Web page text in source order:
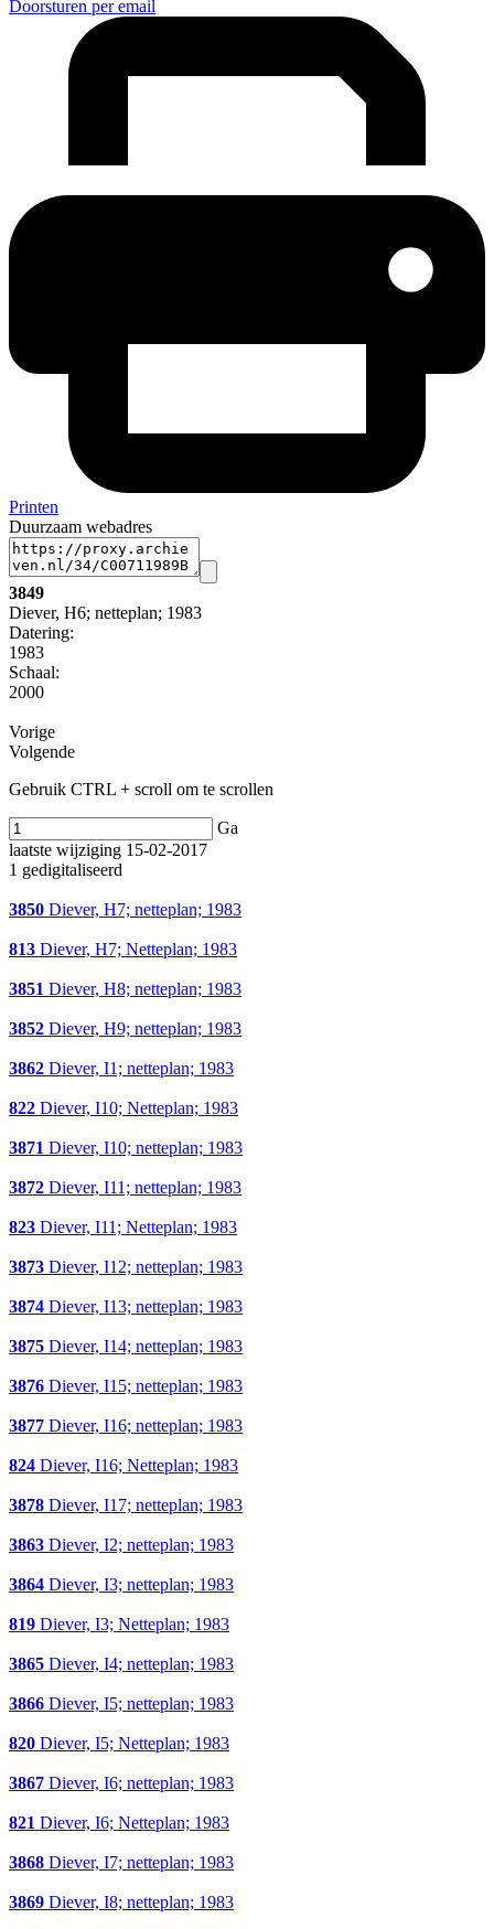
Doorsturen per email
Printen
Duurzaam webadres
3849
Diever, H6; netteplan; 1983
Datering:
1983
Schaal:
2000
Vorige
Volgende
Gebruik CTRL + scroll om te scrollen
Ga
laatste wijziging 15-02-2017
1 gedigitaliseerd
3850 Diever, H7; netteplan; 1983
813 Diever, H7; Netteplan; 1983
3851 Diever, H8; netteplan; 1983
3852 Diever, H9; netteplan; 1983
3862 Diever, I1; netteplan; 1983
822 Diever, I10; Netteplan; 1983
3871 Diever, I10; netteplan; 1983
3872 Diever, I11; netteplan; 1983
823 Diever, I11; Netteplan; 1983
3873 Diever, I12; netteplan; 1983
3874 Diever, I13; netteplan; 1983
3875 Diever, I14; netteplan; 1983
3876 Diever, I15; netteplan; 1983
3877 Diever, I16; netteplan; 1983
824 Diever, I16; Netteplan; 1983
3878 Diever, I17; netteplan; 1983
3863 Diever, I2; netteplan; 1983
3864 Diever, I3; netteplan; 1983
819 Diever, I3; Netteplan; 1983
3865 Diever, I4; netteplan; 1983
3866 Diever, I5; netteplan; 1983
820 Diever, I5; Netteplan; 1983
3867 Diever, I6; netteplan; 1983
821 Diever, I6; Netteplan; 1983
3868 Diever, I7; netteplan; 1983
3869 Diever, I8; netteplan; 1983